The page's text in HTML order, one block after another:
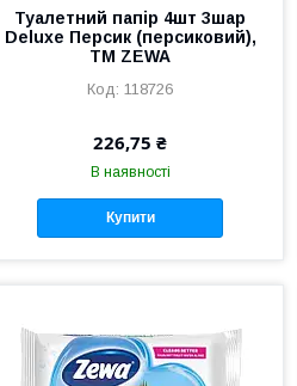
Туалетний папір 4шт 3шар
Deluxе Персик (персиковий),
ТМ ZEWA
118726
226,75 ₴
В наявності
Купити